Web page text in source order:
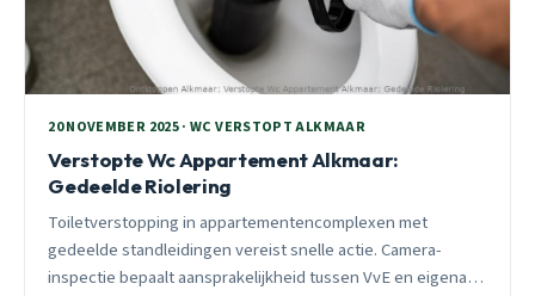
20 NOVEMBER 2025 · WC VERSTOPT ALKMAAR
Verstopte Wc Appartement Alkmaar:
Gedeelde Riolering
Toiletverstopping in appartementencomplexen met
gedeelde standleidingen vereist snelle actie. Camera-
inspectie bepaalt aansprakelijkheid tussen VvE en eigenaar.